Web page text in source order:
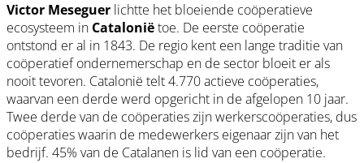
Victor Meseguer lichtte het bloeiende coöperatieve
ecosysteem in Cataloniëtoe. De eerste coöperatie
ontstond er al in 1843. De regio kent een lange traditie van
coöperatief ondernemerschap en de sector bloeit er als
nooit tevoren. Catalonië telt 4.770 actieve coöperaties,
waarvan een derde werd opgericht in de afgelopen 10 jaar.
Twee derde van de coöperaties zijn werkerscoöperaties, dus
coöperaties waarin de medewerkers eigenaar zijn van het
bedrijf. 45% van de Catalanen is lid van een coöperatie.